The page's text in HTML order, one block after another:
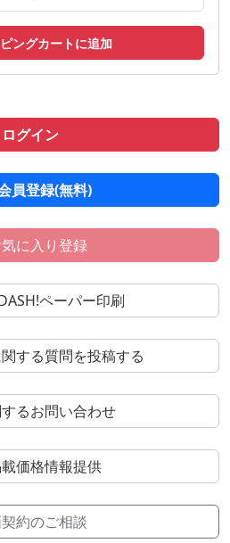
ングカートに追加
ログイン
員登録(無料)
に入り登録
ペーパー印刷
する質問を投稿する
るお問い合わせ
価格情報提供
約のご相談